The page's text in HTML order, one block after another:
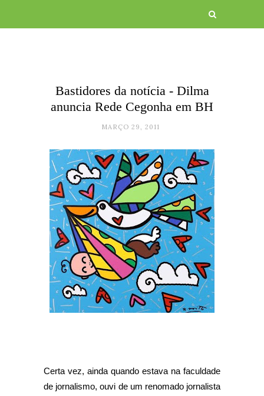
Bastidores da notícia - Dilma
anuncia Rede Cegonha em BH
MARÇO 29, 2011
Certa vez, ainda quando estava na faculdade
de jornalismo, ouvi de um renomado jornalista